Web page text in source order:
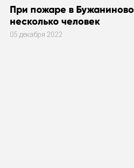
При пожаре в
несколько человек
05 декабря 2022